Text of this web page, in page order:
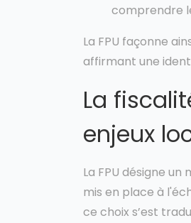
comprendre
La FPU façonne
affirmant une
La
enjeux
La FPU désigne
mis en place à
ce choix s’est